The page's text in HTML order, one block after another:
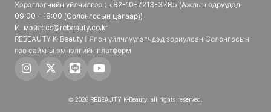
Хэрэглэгчийн үйлчилгээ : +82-10-7213-3785 (Ажлын өдрүүдэд
09:00 - 18:00 (Солонгосын цагаар))
И-мэйл: cs@rebeauty.co.kr
REBEAUTY K-Beauty | Япон үйлчлүүлэгчдэд зориулсан Солонгосын
гоо сайхны эмнэлгийн платформ
© 2026 REBEAUTY K-Beauty. all rights reserved.